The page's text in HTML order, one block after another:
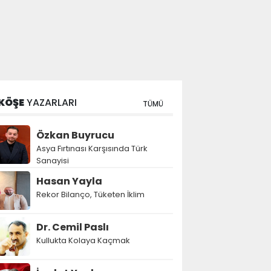
YAZARLARI TÜMÜ
Özkan Buyrucu
Asya Fırtınası Karşısında Türk
Sanayisi
Hasan Yayla
Rekor Bilanço, Tüketen İklim
Dr. Cemil Paslı
Kullukta Kolaya Kaçmak